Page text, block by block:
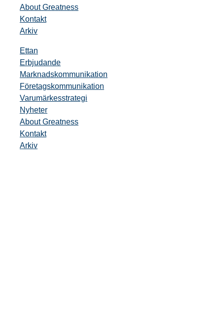
About Greatness
Kontakt
Arkiv
Ettan
Erbjudande
Marknadskommunikation
Företagskommunikation
Varumärkesstrategi
Nyheter
About Greatness
Kontakt
Arkiv